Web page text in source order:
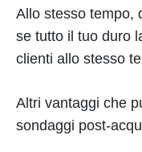
Allo stesso tempo,
se tutto il tuo duro
clienti allo stesso
Altri vantaggi che
sondaggi post-